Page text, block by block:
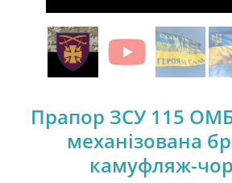
Прапор ЗСУ 115
механізована
камуфляж-